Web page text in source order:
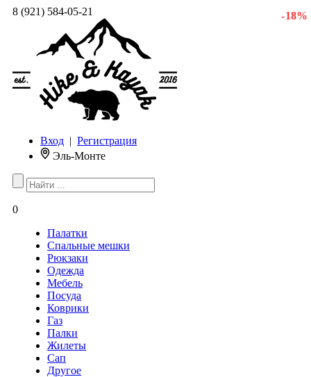
8 (921) 584-05-21
Вход | Регистрация
Эль-Монте
0
Палатки
Спальные мешки
Рюкзаки
Одежда
Мебель
Посуда
Коврики
Газ
Палки
Жилеты
Сап
Другое
- 18 %